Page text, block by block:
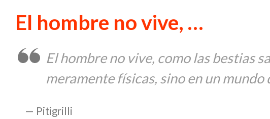
El hombre no vive, …
Pitigrilli
El hombre no vive, como las bestias
meramente físicas, sino en un mundo